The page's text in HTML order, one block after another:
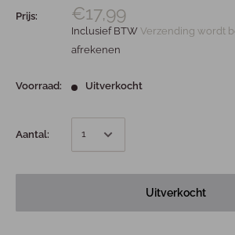
Prijs: €17,99
Inclusief BTW Verzending wordt
afrekenen
Voorraad: Uitverkocht
Aantal:
Uitverkocht